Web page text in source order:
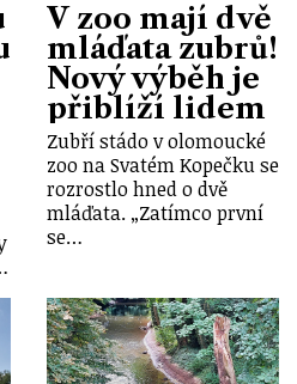
V zoo mají dvě
mláďata zubrů!
Nový výběh je
přiblíží lidem
Zubří stádo v olomoucké
zoo na Svatém Kopečku se
rozrostlo hned o dvě
mláďata. „Zatímco první
se…